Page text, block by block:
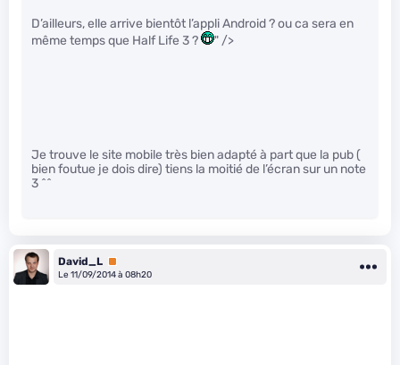
D’ailleurs, elle arrive bientôt l’appli Android ? ou ca sera en
même temps que Half Life 3 ?
" />
Je trouve le site mobile très bien adapté à part que la pub (
bien foutue je dois dire) tiens la moitié de l’écran sur un note
3 ^^
David_L Premium
Le 11/09/2014 à 08h20